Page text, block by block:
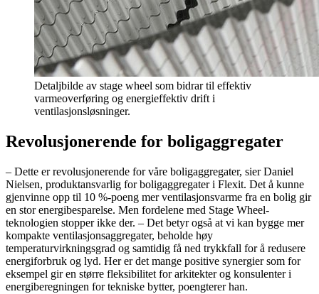
Detaljbilde av stage wheel som bidrar til effektiv
varmeoverføring og energieffektiv drift i
ventilasjonsløsninger.
Revolusjonerende for boligaggregater
– Dette er revolusjonerende for våre boligaggregater, sier Daniel
Nielsen, produktansvarlig for boligaggregater i Flexit. Det å kunne
gjenvinne opp til 10 %-poeng mer ventilasjonsvarme fra en bolig gir
en stor energibesparelse. Men fordelene med Stage Wheel-
teknologien stopper ikke der. – Det betyr også at vi kan bygge mer
kompakte ventilasjonsaggregater, beholde høy
temperaturvirkningsgrad og samtidig få ned trykkfall for å redusere
energiforbruk og lyd. Her er det mange positive synergier som for
eksempel gir en større fleksibilitet for arkitekter og konsulenter i
energiberegningen for tekniske bytter, poengterer han.